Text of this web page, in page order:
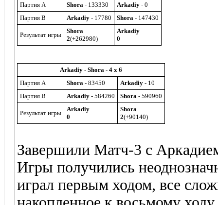
Партия A
Shora - 133330 Arkadiy - 0
Партия B
Arkadiy - 17780 Shora - 147430
Результат игры
Shora
2(+262980)
Arkadiy
0
Arkadiy - Shora - 4 x 6
Партия A
Shora - 83450 Arkadiy - 10
Партия B
Arkadiy - 584260 Shora - 590960
Результат игры
Arkadiy
0
Shora
2(+90140)
Завершили Матч-3 с
Игры получились
играл первым ходом, все